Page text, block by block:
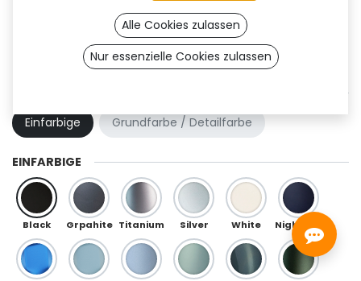
Kai Flex (TT)
Einfarbige
Grundfarbe / Detailfarbe
EINFARBIGE
Black Grpahite Titanium Silver White
Alle Cookies zulassen
Nur essenzielle Cookies zulassen